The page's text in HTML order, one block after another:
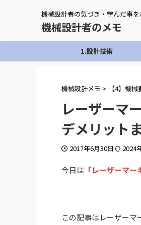
機械設計者の気づき・学んだ事
機械設計者のメモ
1.設計技術
機械設計メモ > 【4】機
レーザーマ
デメリット
2017年6月30日 2024
今日は 「レーザーマ
この記事はレーザー